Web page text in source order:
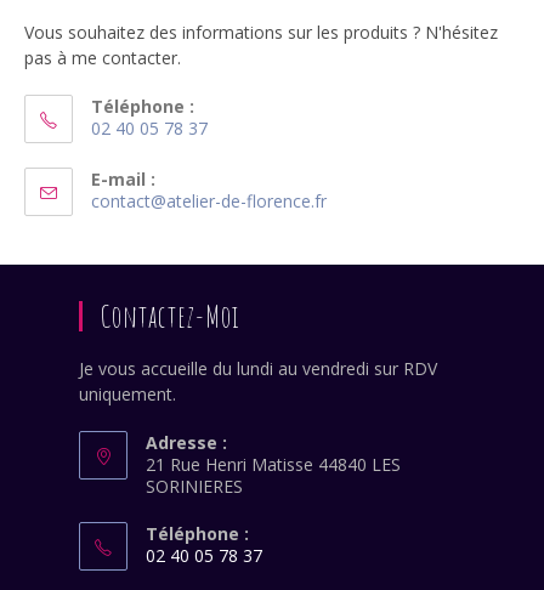
Vous souhaitez des informations sur les produits ? N'hésitez
pas à me contacter.
Téléphone :
02 40 05 78 37
dans
votre
E-mail :
contact@atelier-de-florence.frS’ouvre
application
Contactez-Moi
Je vous accueille du lundi au vendredi sur RDV
uniquement.
Adresse :
21 Rue Henri Matisse 44840 LES
SORINIERES
Téléphone :
02 40 05 78 37